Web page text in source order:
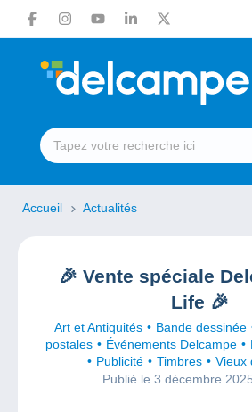
Accueil Actualités
🎉 Vente spéciale
Life 🎉
Art et Antiquités Bande dessinée
postales
Événements Delcampe
Publicité
Timbres
Vieux
Publié le 3 décembre 2025